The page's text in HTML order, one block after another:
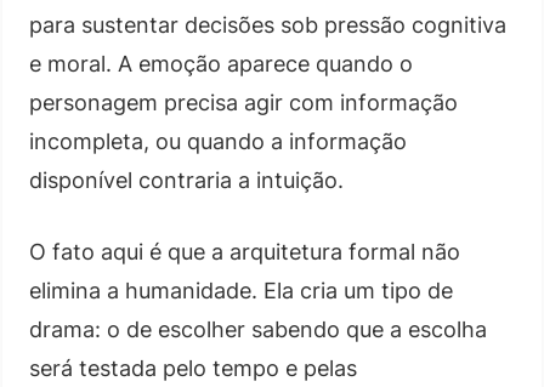
para sustentar decisões sob pressão cognitiva
e moral. A emoção aparece quando o
personagem precisa agir com informação
incompleta, ou quando a informação
disponível contraria a intuição.
O fato aqui é que a arquitetura formal não
elimina a humanidade. Ela cria um tipo de
drama: o de escolher sabendo que a escolha
será testada pelo tempo e pelas